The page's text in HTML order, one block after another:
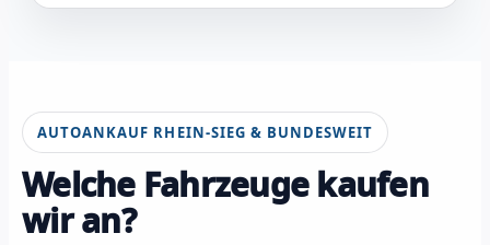
AUTOANKAUF RHEIN-SIEG & BUNDESWEIT
Welche Fahrzeuge kaufen
wir an?